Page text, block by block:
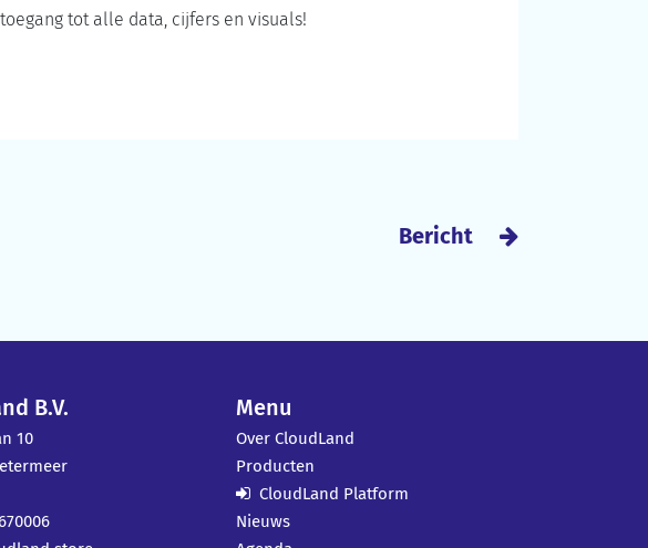
tot alle data, cijfers en visuals!
Bericht
B.V.
10
Menu
Over CloudLand
Producten
CloudLand Platform
Nieuws